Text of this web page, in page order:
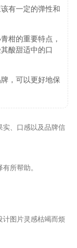
有一定的弹性和
柑的重要特点，
酸甜适中的口
，可以更好地保
实、口感以及品牌信
所帮助。
计图片灵感枯竭而烦